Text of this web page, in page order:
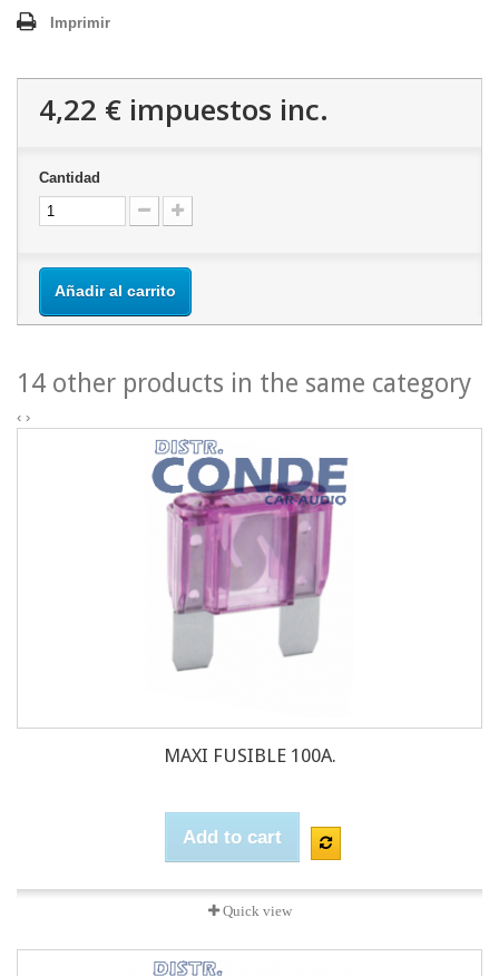
Imprimir
4,22 € impuestos inc.
Cantidad
Añadir al carrito
14 other products in the same category
‹ ›
MAXI FUSIBLE 100A.
Add to cart
Quick view